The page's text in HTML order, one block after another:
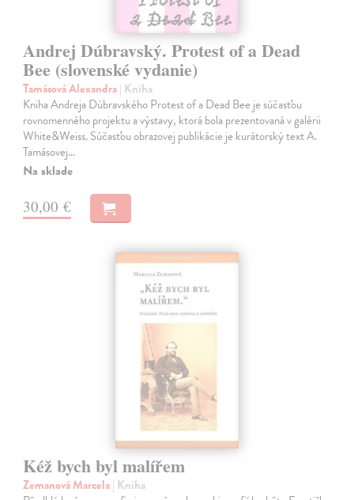
Andrej Dúbravský. Protest of a Dead
Bee (slovenské vydanie)
Tamásová Alexandra| Kniha
Kniha Andreja Dúbravského Protest of a Dead Bee je súčasťou
rovnomenného projektu a výstavy, ktorá bola prezentovaná v galérii
White&Weiss. Súčasťou obrazovej publikácie je kurátorský text A.
Tamásovej…
Na sklade
30,00 €
Kéž bych byl malířem
Zemanová Marcela| Kniha